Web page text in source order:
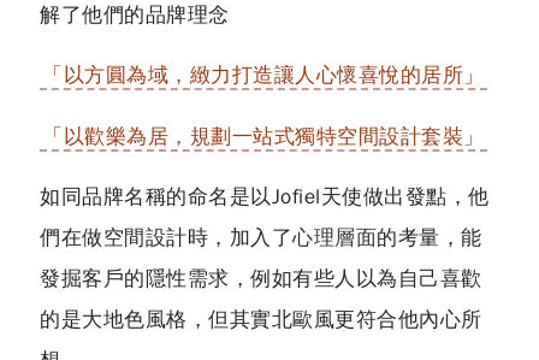
解了他們的品牌理念
「以方圓為域，緻力打造讓人心懷喜悅的居所」
「以歡樂為居，規劃一站式獨特空間設計套裝」
如同品牌名稱的命名是以Jofiel天使做出發點，他
們在做空間設計時，加入了心理層面的考量，能
發掘客戶的隱性需求，例如有些人以為自己喜歡
的是大地色風格，但其實北歐風更符合他內心所